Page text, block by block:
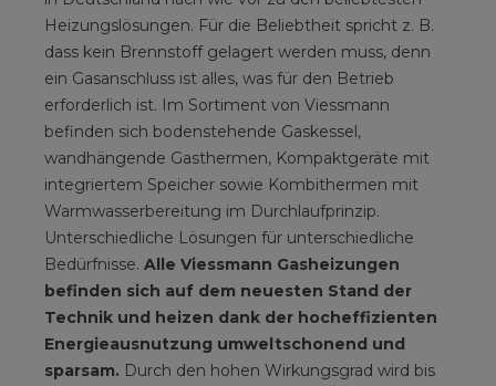
Heizungslösungen. Für die Beliebtheit spricht z. B.
dass kein Brennstoff gelagert werden muss, denn
ein Gasanschluss ist alles, was für den Betrieb
erforderlich ist. Im Sortiment von Viessmann
befinden sich bodenstehende Gaskessel,
wandhängende Gasthermen, Kompaktgeräte mit
integriertem Speicher sowie Kombithermen mit
Warmwasserbereitung im Durchlaufprinzip.
Unterschiedliche Lösungen für unterschiedliche
Bedürfnisse. Alle Viessmann Gasheizungen
befinden sich auf dem neuesten Stand der
Technik und heizen dank der hocheffizienten
Energieausnutzung umweltschonend und
sparsam. Durch den hohen Wirkungsgrad wird bis